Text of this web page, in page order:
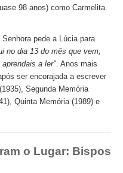
98 anos) como Carmelita.
pede a Lúcia para
no dia 13 do mês que vem,
a ler". Anos mais
ser encorajada a escrever
Segunda Memória
Quinta Memória (1989) e
o Lugar: Bispos